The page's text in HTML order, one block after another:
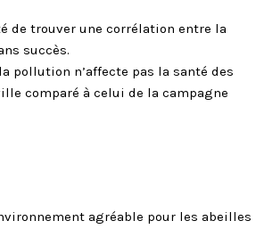
de trouver une corrélation entre la
succès.
pollution n’affecte pas la santé des
comparé à celui de la campagne
agréable pour les abeilles